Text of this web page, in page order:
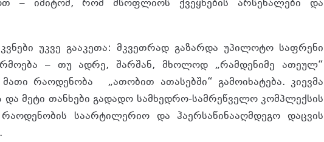
– იმიტომ, რომ მსოფლიოს ქვეყნების არსენალები და
უკვე გააკეთა: მკვეთრად გაზარდა უპილოტო საფრენი
– თუ ადრე, შარშან, მხოლოდ „რამდენიმე ათეულ“
რაოდენობა „ათობით ათასებში“ გამოიხატება. კიევმა
და მეტი თანხები გადადო სამხედრო-სამრეწველო კომპლექსის
საარტილერიო და ჰაერსაწინააღმდეგო დაცვის